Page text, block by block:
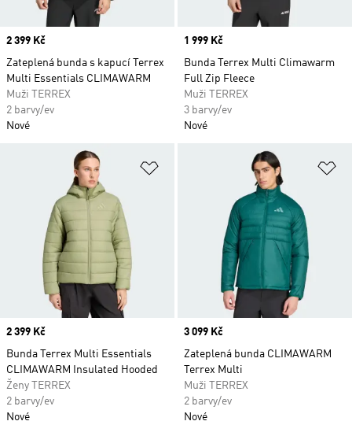
Price
2 399 Kč
Zateplená bunda s kapucí Terrex
Multi Essentials CLIMAWARM
Muži TERREX
2 barvy/ev
Nové
Price
1 999 Kč
Bunda Terrex Multi Climawarm
Full Zip Fleece
Muži TERREX
3 barvy/ev
Nové
Přidat do seznamu přání
Price
2 399 Kč
Bunda Terrex Multi Essentials
CLIMAWARM Insulated Hooded
Ženy TERREX
2 barvy/ev
Nové
Price
3 099 Kč
Zateplená bunda CLIMAWARM
Terrex Multi
Muži TERREX
2 barvy/ev
Nové